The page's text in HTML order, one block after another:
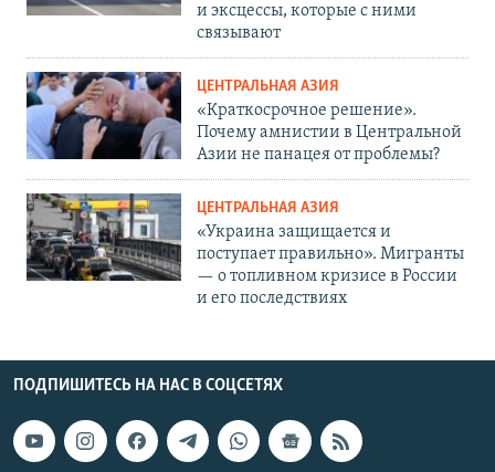
и эксцессы, которые с ними
связывают
ЦЕНТРАЛЬНАЯ АЗИЯ
«Краткосрочное решение».
Почему амнистии в Центральной
Азии не панацея от проблемы?
ЦЕНТРАЛЬНАЯ АЗИЯ
«Украина защищается и
поступает правильно». Мигранты
— о топливном кризисе в России
и его последствиях
ПОДПИШИТЕСЬ НА НАС В СОЦСЕТЯХ